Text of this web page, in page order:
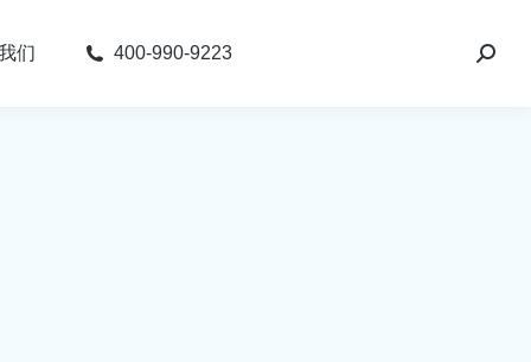
们 400-990-9223